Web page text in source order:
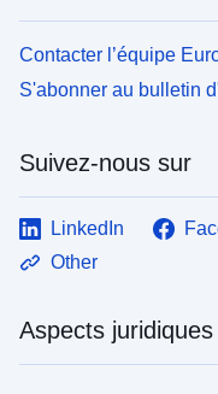
Contacter l’équipe
S'abonner au bulletin
Suivez-nous sur
LinkedIn
Other
Aspects juridiques